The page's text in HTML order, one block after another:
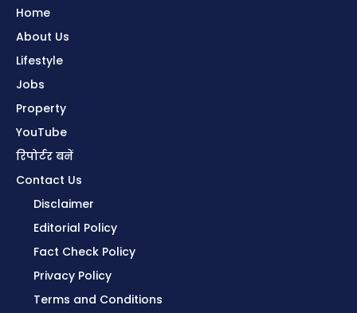
Home
About Us
Lifestyle
Jobs
Property
YouTube
रिपोर्टर बनें
Contact Us
Disclaimer
Editorial Policy
Fact Check Policy
Privacy Policy
Terms and Conditions